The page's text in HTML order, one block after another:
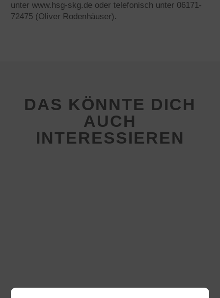
unterwww.hsg-skg.de oder telefonisch unter 06171-
72475 (Oliver Rodenhäuser).
DAS KÖNNTE DICH
AUCH
INTERESSIEREN